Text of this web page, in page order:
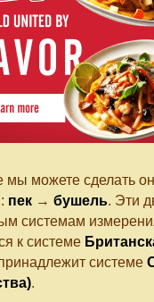
мы можете сделать
пек → бушель. Эти
системам
к системе
системе
.